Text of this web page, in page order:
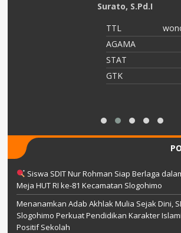
Surato, S.Pd.I
TTL
AGAMA
STAT
GTK
Siswa SDIT Nur Rohman Siap Berlaga
Meja HUT RI ke-81 Kecamatan Slogohimo
Menanamkan Adab Akhlak Mulia Sejak Dini,
Slogohimo Perkuat Pendidikan Karakter
Positif Sekolah